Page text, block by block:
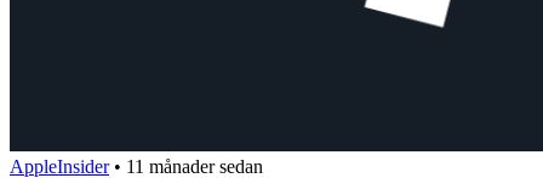
AppleInsider • 11 månader sedan